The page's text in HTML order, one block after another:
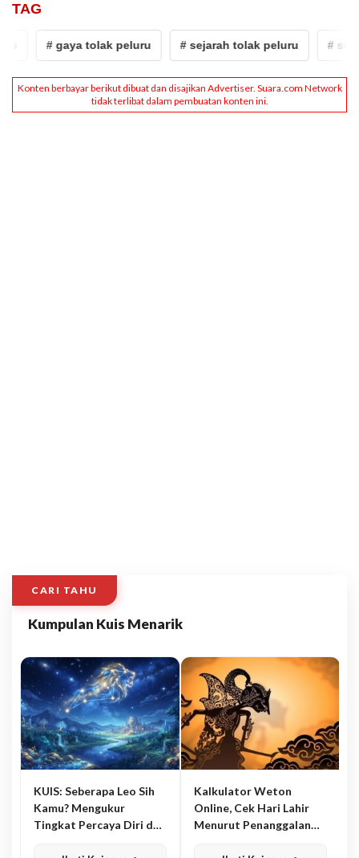
TAG
# gaya tolak peluru # sejarah tolak peluru # sejarah
CARI TAHU
Kumpulan Kuis Menarik
KUIS: Seberapa Leo Sih
Kamu? Mengukur
Tingkat Percaya Diri dan
Kalkulator Weton
Online, Cek Hari Lahir
Menurut Penanggalan